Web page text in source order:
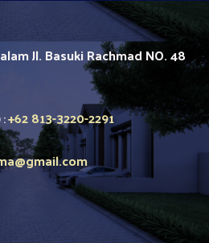
Jl. Basuki Rachmad NO. 48
:+62 813-3220-2291
@gmail.com